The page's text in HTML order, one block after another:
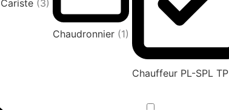
Cariste (3)
Chaudronnier (1)
Chauffeur PL-SPL TP